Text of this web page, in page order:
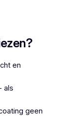
en
als
geen